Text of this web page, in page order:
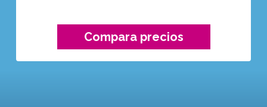
Compara precios